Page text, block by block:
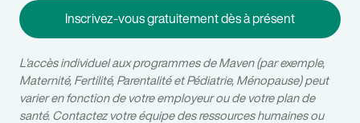
Inscrivez-vous gratuitement dès à présent
L'accès individuel aux programmes de Maven (par exemple,
Maternité, Fertilité, Parentalité et Pédiatrie, Ménopause) peut
varier en fonction de votre employeur ou de votre plan de
santé. Contactez votre équipe des ressources humaines ou